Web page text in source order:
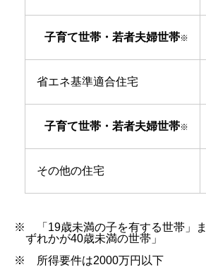
子育て世帯・若者夫婦世帯※
省エネ基準適合住宅
子育て世帯・若者夫婦世帯※
その他の住宅
※ 「19歳未満の子を有する世帯」
ずれかが40歳未満の世帯」
※ 所得要件は2000万円以下